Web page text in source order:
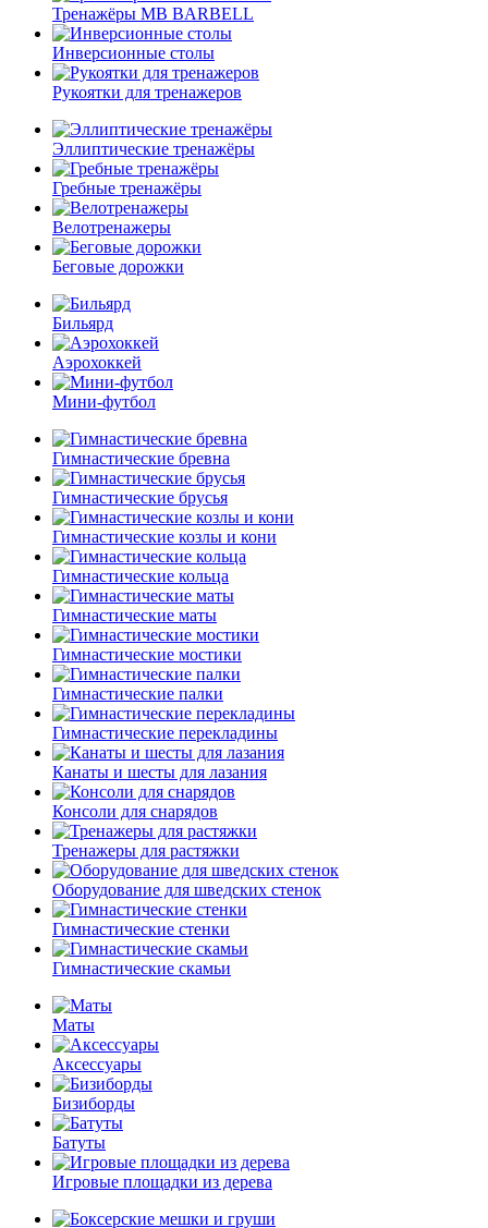
Тренажёры MB BARBELL
Инверсионные столы
Рукоятки для тренажеров
Эллиптические тренажёры
Гребные тренажёры
Велотренажеры
Беговые дорожки
Бильярд
Аэрохоккей
Мини-футбол
Гимнастические бревна
Гимнастические брусья
Гимнастические козлы и кони
Гимнастические кольца
Гимнастические маты
Гимнастические мостики
Гимнастические палки
Гимнастические перекладины
Канаты и шесты для лазания
Консоли для снарядов
Тренажеры для растяжки
Оборудование для шведских стенок
Гимнастические стенки
Гимнастические скамьи
Маты
Аксессуары
Бизиборды
Батуты
Игровые площадки из дерева